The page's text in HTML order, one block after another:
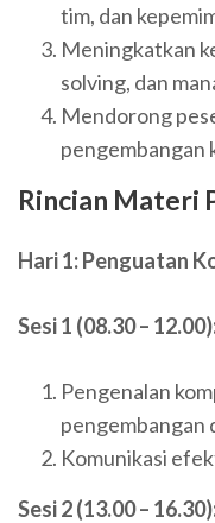
tim, dan
Meningkatkan
solving, dan
Mendorong
pengembangan
Rincian Materi
Hari 1: Penguatan
Sesi 1 (08.30 –
Pengenalan
pengembangan
Komunikasi
Sesi 2 (13.00 –